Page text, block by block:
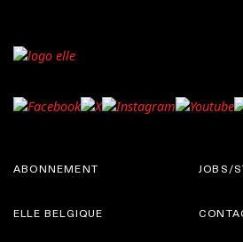
ABONNEMENT
ELLE BELGIQUE
JOBS/